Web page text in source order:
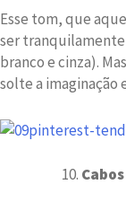
Esse tom, que
ser
branco e cinza).
solte a imaginação